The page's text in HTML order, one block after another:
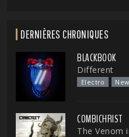
DERNIÈRES CHRONIQUES
BLACKBOOK
Different
Electro
COMBICHRIST
The Venom